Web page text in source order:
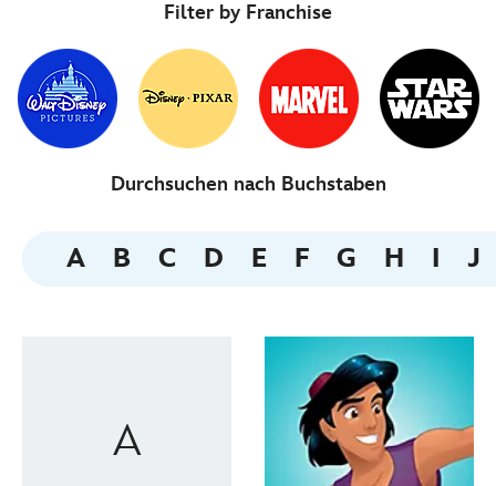
Filter by Franchise
Durchsuchen nach Buchstaben
A B C D E F G H I J
A